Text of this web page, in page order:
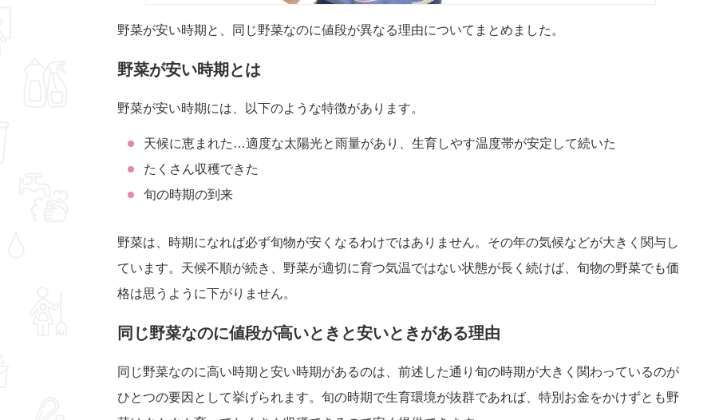
野菜が安い時期と、同じ野菜なのに値段が異なる理由についてまとめました。
野菜が安い時期とは
野菜が安い時期には、以下のような特徴があります。
天候に恵まれた…適度な太陽光と雨量があり、生育しやす温度帯が安定して続いた
たくさん収穫できた
旬の時期の到来
野菜は、時期になれば必ず旬物が安くなるわけではありません。その年の気候などが大きく関与し
ています。天候不順が続き、野菜が適切に育つ気温ではない状態が長く続けば、旬物の野菜でも価
格は思うように下がりません。
同じ野菜なのに値段が高いときと安いときがある理由
同じ野菜なのに高い時期と安い時期があるのは、前述した通り旬の時期が大きく関わっているのが
ひとつの要因として挙げられます。旬の時期で生育環境が抜群であれば、特別お金をかけずとも野